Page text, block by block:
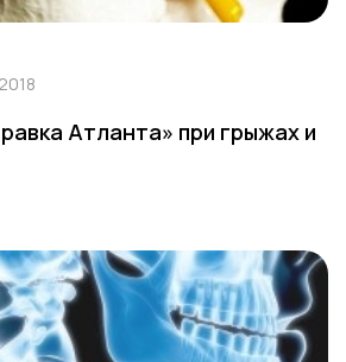
Атланта» при грыжах и